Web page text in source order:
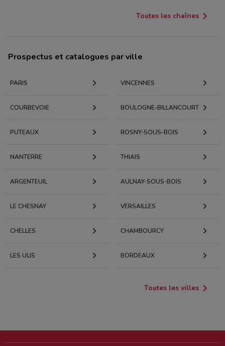
Toutes les chaînes
Prospectus et catalogues par ville
PARIS VINCENNES
COURBEVOIE BOULOGNE-BILLANCOURT
PUTEAUX ROSNY-SOUS-BOIS
NANTERRE THIAIS
ARGENTEUIL AULNAY-SOUS-BOIS
LE CHESNAY VERSAILLES
CHELLES CHAMBOURCY
LES ULIS BORDEAUX
Toutes les villes